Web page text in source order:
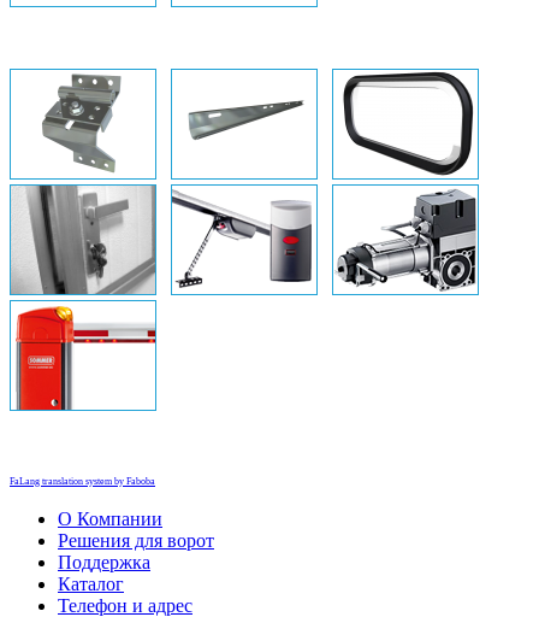
FaLang translation system by Faboba
О Компании
Решения для ворот
Поддержка
Каталог
Телефон и адрес